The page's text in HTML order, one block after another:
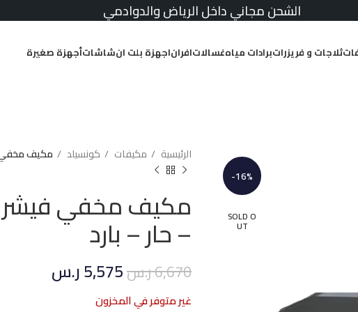
الشحن مجاني داخل الرياض والدوادمي
ثلاجات و فريزراتبرادات مياهغسالاتافراناجهزة بلت انشاشاتأجهزة صغيرة
-16%
SOLD O
UT
الرئيسية مكيفات كونسيلد مكيف مخفي فيشر 32000 وحده –
– حار – بارد
6,670ر.س5,575ر.س
غير متوفر في المخزون